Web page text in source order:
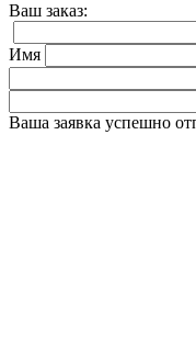
Ваш заказ:
Имя
Ваша заявка успешно